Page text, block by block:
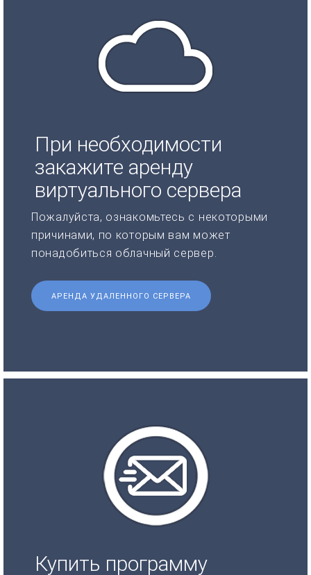
При необходимости
закажите аренду
виртуального сервера
Пожалуйста, ознакомьтесь с некоторыми
причинами, по которым вам может
понадобиться облачный сервер.
АРЕНДА УДАЛЕННОГО СЕРВЕРА
Купить программу